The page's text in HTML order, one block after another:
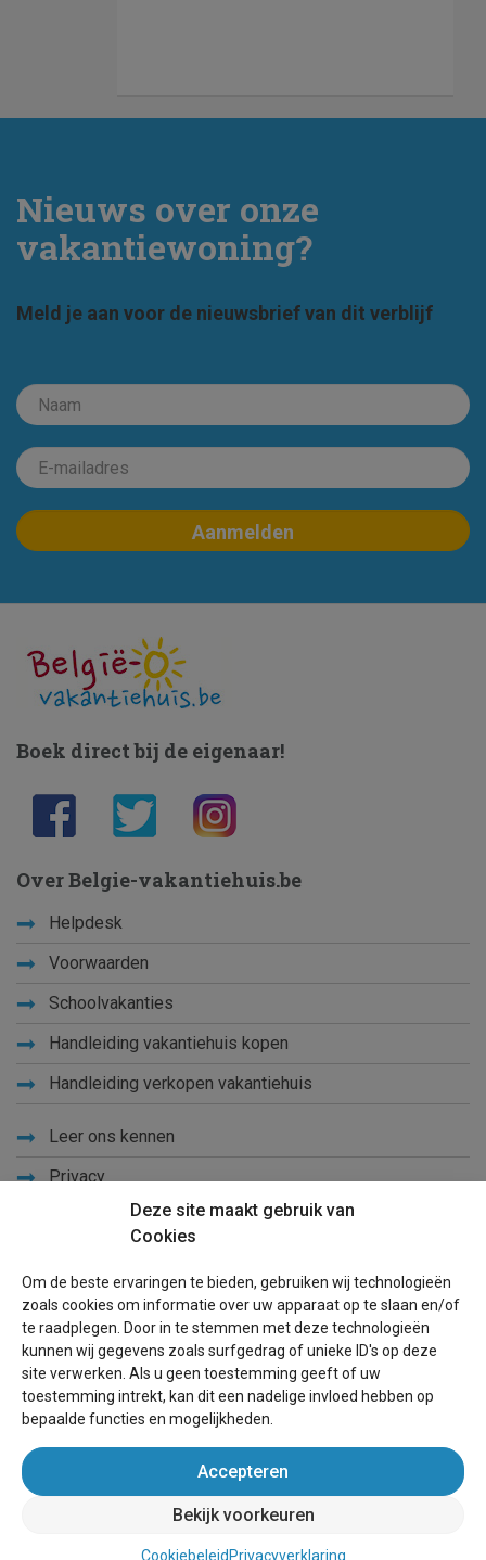
Nieuws over onze
vakantiewoning?
Meld je aan voor de nieuwsbrief van dit verblijf
Deze site maakt gebruik van
Cookies
Om de beste ervaringen te bieden, gebruiken wij technologieën
zoals cookies om informatie over uw apparaat op te slaan en/of
te raadplegen. Door in te stemmen met deze technologieën
kunnen wij gegevens zoals surfgedrag of unieke ID's op deze
site verwerken. Als u geen toestemming geeft of uw
toestemming intrekt, kan dit een nadelige invloed hebben op
bepaalde functies en mogelijkheden.
Accepteren
Bekijk voorkeuren
Cookiebeleid Privacyverklaring
Boek direct bij de eigenaar!
Over Belgie-vakantiehuis.be
Helpdesk
Voorwaarden
Schoolvakanties
Handleiding vakantiehuis kopen
Handleiding verkopen vakantiehuis
Leer ons kennen
Privacy
Blog
Voor eigenaren
Een advertentie plaatsen
Succesvol verhuren vakantiewoning
wereldvakantiehuis.be(vakantiehuizen wereldwijd)